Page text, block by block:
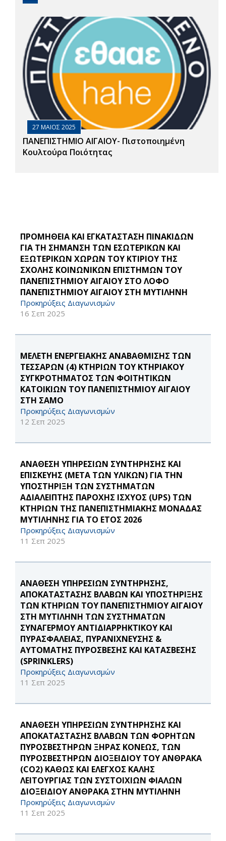
27 ΜΑΙΟΣ 2025
ΠΑΝΕΠΙΣΤΗΜΙΟ ΑΙΓΑΙΟΥ- Πιστοποιημένη
Κουλτούρα Ποιότητας
ΠΡΟΜΗΘΕΙΑ ΚΑΙ ΕΓΚΑΤΑΣΤΑΣΗ ΠΙΝΑΚΙΔΩΝ
ΓΙΑ ΤΗ ΣΗΜΑΝΣΗ ΤΩΝ ΕΣΩΤΕΡΙΚΩΝ ΚΑΙ
ΕΞΩΤΕΡΙΚΩΝ ΧΩΡΩΝ ΤΟΥ ΚΤΙΡΙΟΥ ΤΗΣ
ΣΧΟΛΗΣ ΚΟΙΝΩΝΙΚΩΝ ΕΠΙΣΤΗΜΩΝ ΤΟΥ
ΠΑΝΕΠΙΣΤΗΜΙΟΥ ΑΙΓΑΙΟΥ ΣΤΟ ΛΟΦΟ
ΠΑΝΕΠΙΣΤΗΜΙΟΥ ΑΙΓΑΙΟΥ ΣΤΗ ΜΥΤΙΛΗΝΗ
Προκηρύξεις Διαγωνισμών
16 Σεπ 2025
ΜΕΛΕΤΗ ΕΝΕΡΓΕΙΑΚΗΣ ΑΝΑΒΑΘΜΙΣΗΣ ΤΩΝ
ΤΕΣΣΑΡΩΝ (4) ΚΤΗΡΙΩΝ ΤΟΥ ΚΤΗΡΙΑΚΟΥ
ΣΥΓΚΡΟΤΗΜΑΤΟΣ ΤΩΝ ΦΟΙΤΗΤΙΚΩΝ
ΚΑΤΟΙΚΙΩΝ ΤΟΥ ΠΑΝΕΠΙΣΤΗΜΙΟΥ ΑΙΓΑΙΟΥ
ΣΤΗ ΣΑΜΟ
Προκηρύξεις Διαγωνισμών
12 Σεπ 2025
ΑΝΑΘΕΣΗ ΥΠΗΡΕΣΙΩΝ ΣΥΝΤΗΡΗΣΗΣ ΚΑΙ
ΕΠΙΣΚΕΥΗΣ (ΜΕΤΑ ΤΩΝ ΥΛΙΚΩΝ) ΓΙΑ ΤΗΝ
ΥΠΟΣΤΗΡΙΞΗ ΤΩΝ ΣΥΣΤΗΜΑΤΩΝ
ΑΔΙΑΛΕΙΠΤΗΣ ΠΑΡΟΧΗΣ ΙΣΧΥΟΣ (UPS) ΤΩΝ
ΚΤΗΡΙΩΝ ΤΗΣ ΠΑΝΕΠΙΣΤΗΜΙΑΚΗΣ ΜΟΝΑΔΑΣ
ΜΥΤΙΛΗΝΗΣ ΓΙΑ ΤΟ ΕΤΟΣ 2026
Προκηρύξεις Διαγωνισμών
11 Σεπ 2025
ΑΝΑΘΕΣΗ ΥΠΗΡΕΣΙΩΝ ΣΥΝΤΗΡΗΣΗΣ,
ΑΠΟΚΑΤΑΣΤΑΣΗΣ ΒΛΑΒΩΝ ΚΑΙ ΥΠΟΣΤΗΡΙΞΗΣ
ΤΩΝ ΚΤΗΡΙΩΝ ΤΟΥ ΠΑΝΕΠΙΣΤΗΜΙΟΥ ΑΙΓΑΙΟΥ
ΣΤΗ ΜΥΤΙΛΗΝΗ ΤΩΝ ΣΥΣΤΗΜΑΤΩΝ
ΣΥΝΑΓΕΡΜΟΥ ΑΝΤΙΔΙΑΡΡΗΚΤΙΚΟΥ ΚΑΙ
ΠΥΡΑΣΦΑΛΕΙΑΣ, ΠΥΡΑΝΙΧΝΕΥΣΗΣ &
ΑΥΤΟΜΑΤΗΣ ΠΥΡΟΣΒΕΣΗΣ ΚΑΙ ΚΑΤΑΣΒΕΣΗΣ
(SPRINKLERS)
Προκηρύξεις Διαγωνισμών
11 Σεπ 2025
ΑΝΑΘΕΣΗ ΥΠΗΡΕΣΙΩΝ ΣΥΝΤΗΡΗΣΗΣ ΚΑΙ
ΑΠΟΚΑΤΑΣΤΑΣΗΣ ΒΛΑΒΩΝ ΤΩΝ ΦΟΡΗΤΩΝ
ΠΥΡΟΣΒΕΣΤΗΡΩΝ ΞΗΡΑΣ ΚΟΝΕΩΣ, ΤΩΝ
ΠΥΡΟΣΒΕΣΤΗΡΩΝ ΔΙΟΞΕΙΔΙΟΥ ΤΟΥ ΑΝΘΡΑΚΑ
(CO2) ΚΑΘΩΣ ΚΑΙ ΕΛΕΓΧΟΣ ΚΑΛΗΣ
ΛΕΙΤΟΥΡΓΙΑΣ ΤΩΝ ΣΥΣΤΟΙΧΙΩΝ ΦΙΑΛΩΝ
ΔΙΟΞΕΙΔΙΟΥ ΑΝΘΡΑΚΑ ΣΤΗΝ ΜΥΤΙΛΗΝΗ
Προκηρύξεις Διαγωνισμών
11 Σεπ 2025